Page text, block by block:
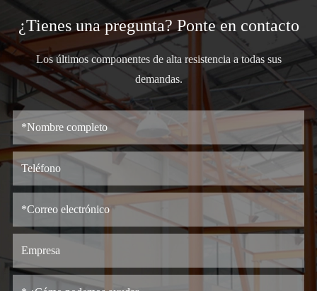
¿Tienes una pregunta? Ponte en contacto
Los últimos componentes de alta resistencia a todas sus
demandas.